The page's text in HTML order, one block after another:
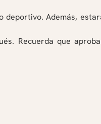
Además,
Recuerda que